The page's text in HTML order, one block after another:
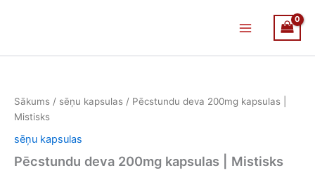
Menu
Sākums / sēņu kapsulas / Pēcstundu deva 200mg kapsulas |
Mistisks
sēņu kapsulas
Pēcstundu deva 200mg kapsulas | Mistisks
kapsulas
|
Mistisks
daudzums